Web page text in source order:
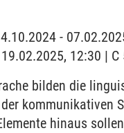
-
12:30 |
bilden die
kommunikativen
hinaus